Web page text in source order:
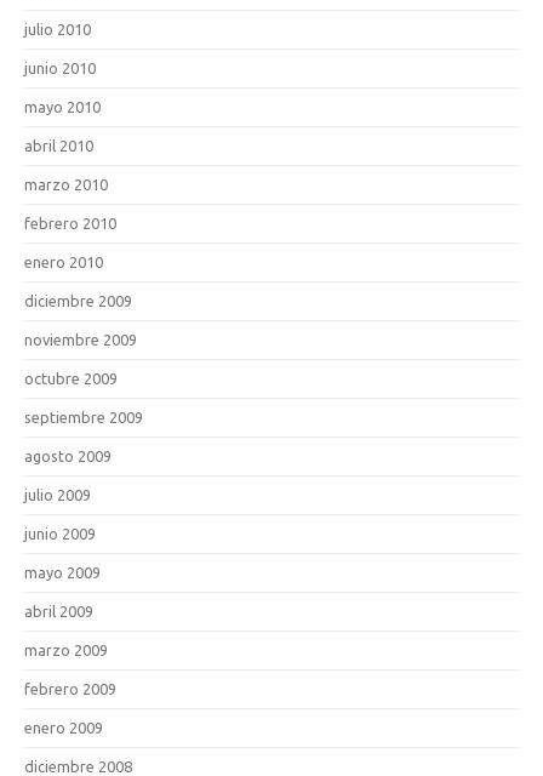
julio 2010
junio 2010
mayo 2010
abril 2010
marzo 2010
febrero 2010
enero 2010
diciembre 2009
noviembre 2009
octubre 2009
septiembre 2009
agosto 2009
julio 2009
junio 2009
mayo 2009
abril 2009
marzo 2009
febrero 2009
enero 2009
diciembre 2008